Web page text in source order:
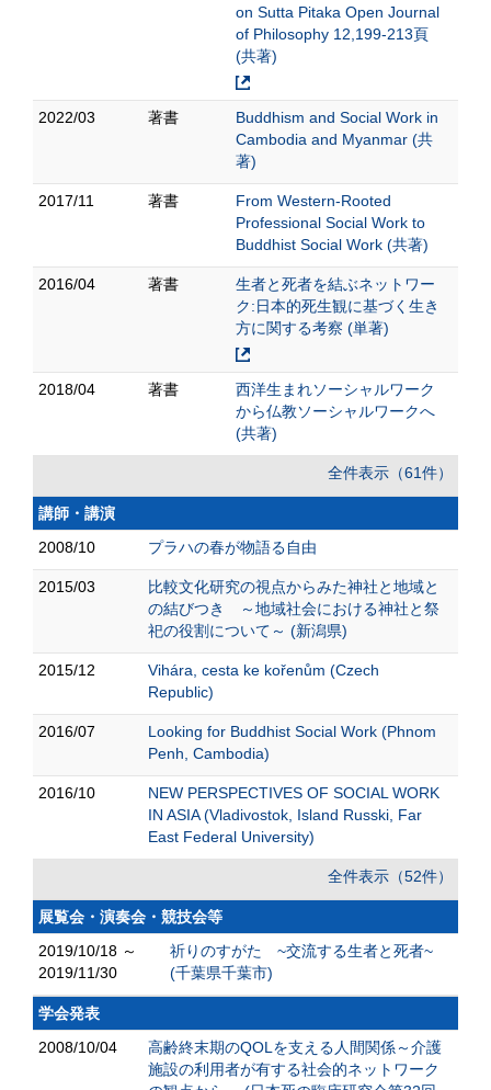
on Sutta Pitaka Open Journal
of Philosophy 12,199-213頁
(共著)
2022/03 著書
Buddhism and Social Work in
Cambodia and Myanmar (共
著)
2017/11 著書
From Western-Rooted
Professional Social Work to
Buddhist Social Work (共著)
2016/04 著書
生者と死者を結ぶネットワー
ク:日本的死生観に基づく生き
方に関する考察 (単著)
2018/04 著書
西洋生まれソーシャルワーク
から仏教ソーシャルワークへ
(共著)
全件表示（61件）
講師・講演
2008/10
プラハの春が物語る自由
2015/03
比較文化研究の視点からみた 神社と地域と
の結びつき ～地域社会における神社と祭
祀の役割について～ (新潟県)
2015/12
Vihára, cesta ke kořenům (Czech
Republic)
2016/07
Looking for Buddhist Social Work (Phnom
Penh, Cambodia)
2016/10
NEW PERSPECTIVES OF SOCIAL WORK
IN ASIA (Vladivostok, Island Russki, Far
East Federal University)
全件表示（52件）
展覧会・演奏会・競技会等
2019/10/18 ～
2019/11/30
祈りのすがた ~交流する生者と死者~
(千葉県千葉市)
学会発表
2008/10/04
高齢終末期のQOLを支える人間関係～介護
施設の利用者が有する社会的ネットワーク